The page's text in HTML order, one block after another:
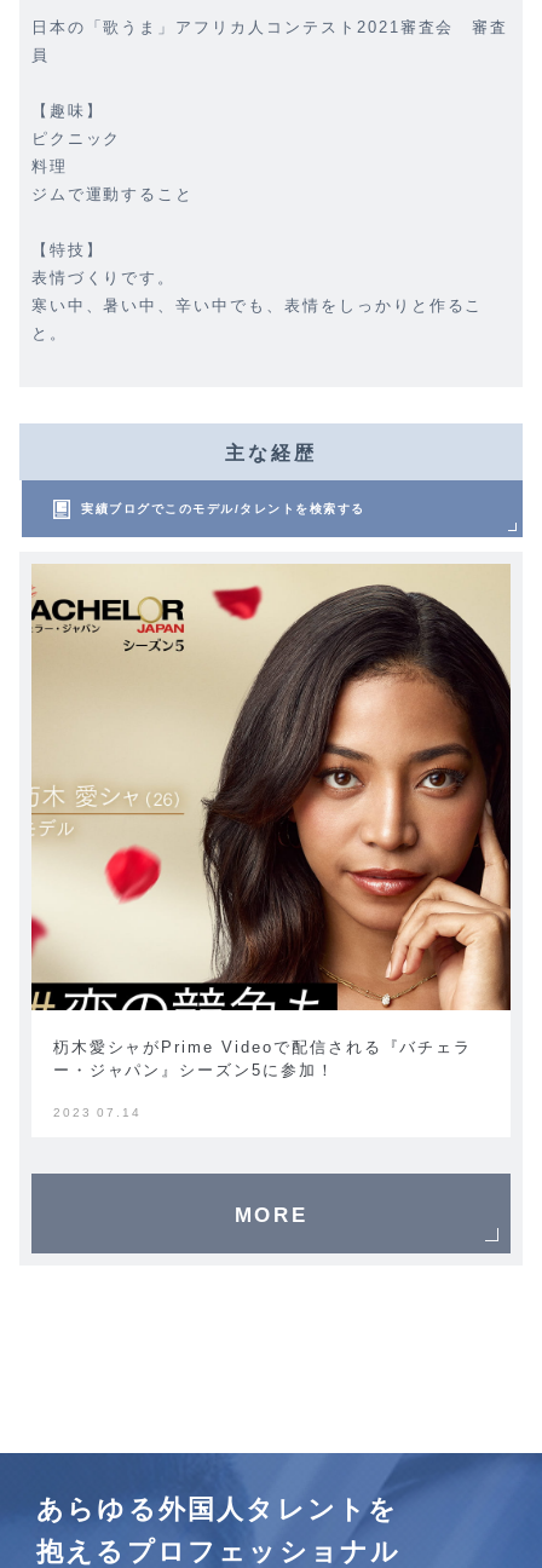
日本の「歌うま」アフリカ人コンテスト2021審査会 審査
員
【趣味】
ピクニック
料理
ジムで運動すること
【特技】
表情づくりです。
寒い中、暑い中、辛い中でも、表情をしっかりと作るこ
と。
主な経歴
実績ブログでこのモデル/タレントを検索する
杤木愛シャがPrime Videoで配信される『バチェラ
ー・ジャパン』シーズン5に参加！
2023 07.14
MORE
あらゆる外国人タレントを
抱えるプロフェッショナル